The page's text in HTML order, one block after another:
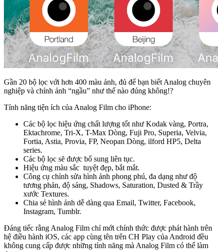
Gần 20 bộ lọc với hơn 400 màu ảnh, đủ để bạn biết Analog chuyên
nghiệp và chỉnh ảnh “ngầu” như thế nào đúng không!?
Tính năng tiện ích của Analog Film cho iPhone:
Các bộ lọc hiệu ứng chất lượng tốt như Kodak vàng, Portra,
Ektachrome, Tri-X, T-Max Dòng, Fuji Pro, Superia, Velvia,
Fortia, Astia, Provia, FP, Neopan Dòng, ilford HP5, Delta
series.
Các bộ lọc sẽ được bổ sung liên tục.
Hiệu ứng màu sắc tuyệt đẹp, bắt mắt.
Công cụ chỉnh sửa hình ảnh phong phú, đa dạng như độ
tương phản, độ sáng, Shadows, Saturation, Dusted & Trầy
xước Textures.
Chia sẻ hình ảnh dễ dàng qua Email, Twitter, Facebook,
Instagram, Tumblr.
Đáng tiếc rằng Analog Film chỉ mới chính thức được phát hành trên
hệ điều hành iOS, các app cùng tên trên CH Play của Android đều
không cung cấp được những tính năng mà Analog Film có thể làm